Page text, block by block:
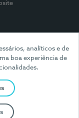
analíticos e de
boa experiência de